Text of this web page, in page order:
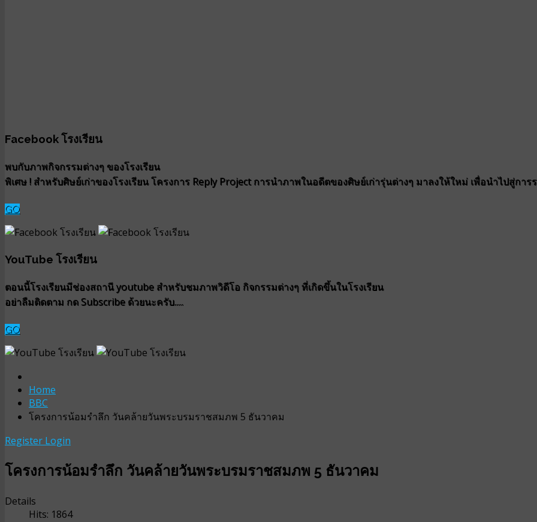
Facebook โรงเรียน
พบกับภาพกิจกรรมต่างๆ ของโรงเรียน
พิเศษ ! สำหรับศิษย์เก่าของโรงเรียน โครงการ Reply Project การนำภาพในอดีตของศิษย์เก่ารุ่นต่างๆ มาลงให้ใหม่ เพื่อนำไปสู่การ
GO
YouTube โรงเรียน
ตอนนี้โรงเรียนมีช่องสถานี youtube สำหรับชมภาพวิดีโอ กิจกรรมต่างๆ ที่เกิดขึ้นในโรงเรียน
อย่าลืมติดตาม กด Subscribe ด้วยนะครับ.....
GO
Home
BBC
โครงการน้อมรำลึก วันคล้ายวันพระบรมราชสมภพ 5 ธันวาคม
Register Login
โครงการน้อมรำลึก วันคล้ายวันพระบรมราชสมภพ 5 ธันวาคม
Details
Hits: 1864